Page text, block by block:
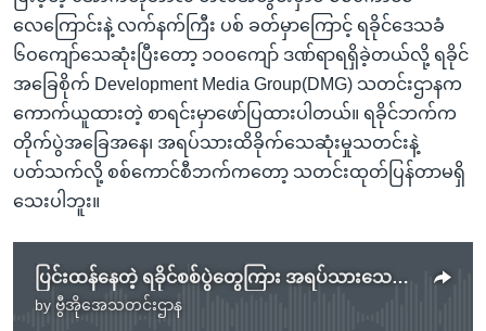
လေကြောင်းနဲ့ လက်နက်ကြီး ပစ် ခတ်မှာကြောင့် ရခိုင်ဒေသခံ
၆ဝကျော်သေဆုံးပြီးတော့ ၁ဝဝကျော် ဒဏ်ရာရရှိခဲ့တယ်လို့ ရခိုင်
အခြေစိုက် Development Media Group(DMG) သတင်းဌာနက
ကောက်ယူထားတဲ့ စာရင်းမှာဖော်ပြထားပါတယ်။ ရခိုင်ဘက်က
တိုက်ပွဲအခြေအနေ၊ အရပ်သားထိခိုက်သေဆုံးမှုသတင်းနဲ့
ပတ်သက်လို့ စစ်ကောင်စီဘက်ကတော့ သတင်းထုတ်ပြန်တာမရှိ
သေးပါဘူး။
ပြင်းထန်နေတဲ့ ရခိုင်စစ်ပွဲတွေကြား အရပ်သားသေဆုံးမှု ပိုများပြားလာ
by ဗွီအိုအေသတင်းဌာန
No media source currently available